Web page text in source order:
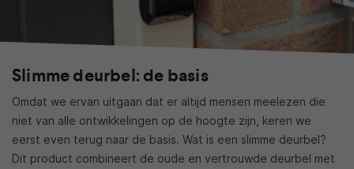
Slimme deurbel: de basis
Omdat we ervan uitgaan dat er altijd mensen meelezen die
niet van alle ontwikkelingen op de hoogte zijn, keren we
eerst even terug naar de basis. Wat is een slimme deurbel?
Dit product combineert de oude en vertrouwde deurbel met